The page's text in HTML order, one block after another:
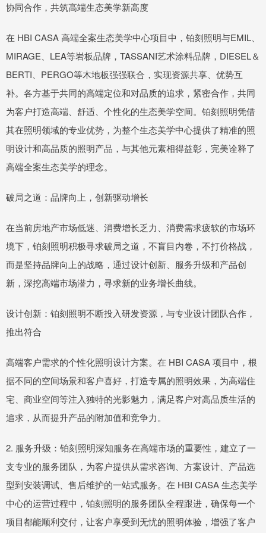
协同合作，共筑高端生态美学新高度
在 HBI CASA 高端全案生态美学中心项目中，铂刻照明与EMIL、
MIRAGE、LEA等岩板品牌，TASSANI艺术涂料品牌，DIESEL＆
BERTI、PERGO等木地板强强联合，实现资源共享、优势互
补。各方基于共同的高端定位和对品质的追求，紧密合作，共同
为客户打造高端、舒适、个性化的生态美学空间。铂刻照明凭借
其在照明领域的专业优势，为整个生态美学中心提供了精准的照
明设计和高品质的照明产品，与其他元素相得益彰，完美诠释了
高端全案生态美学的理念。
破局之道：品牌向上，创新驱动增长
在当前房地产市场低迷、消费增长乏力、消费需求疲软的市场环
境下，铂刻照明积极寻求破局之道，不盲目内卷，不打价格战，
而是坚持品牌向上的战略，通过设计创新、服务升级和产品创
新，深挖高端市场潜力，寻求新的业务增长曲线。
设计创新：铂刻照明不断投入研发资源，与专业设计团队合作，
推出符合
高端客户需求的个性化照明设计方案。在 HBI CASA 项目中，根
据不同的空间场景和客户喜好，打造专属的照明效果，为高端住
宅、商业空间等注入独特的光影魅力，满足客户对高品质生活的
追求，从而提升产品的附加值和竞争力。
2. 服务升级：铂刻照明深知服务在高端市场的重要性，建立了一
支专业的服务团队，为客户提供从需求咨询、方案设计、产品选
型到安装调试、售后维护的一站式服务。在 HBI CASA 生态美学
中心的运营过程中，铂刻照明的服务团队全程跟进，确保每一个
项目都能顺利交付，让客户享受到无忧的照明体验，增强了客户